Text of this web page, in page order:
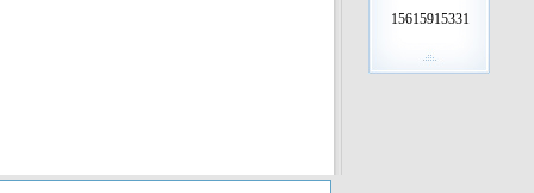
15615915331